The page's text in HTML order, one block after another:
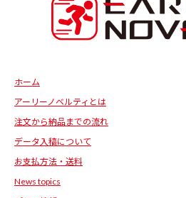
ホーム
アーリーノベルティとは
注文から納品までの流れ
データ入稿について
お支払方法・送料
News topics